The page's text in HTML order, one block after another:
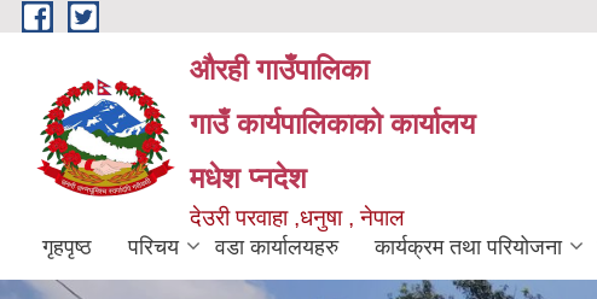
Skip to main content
औरही गाउँपालिका
गाउँ कार्यपालिकाको कार्यालय
मधेश प्नदेश
देउरी परवाहा ,धनुषा , नेपाल
गृहपृष्ठ परिचय वडा कार्यालयहरु कार्यक्रम तथा परियोजना